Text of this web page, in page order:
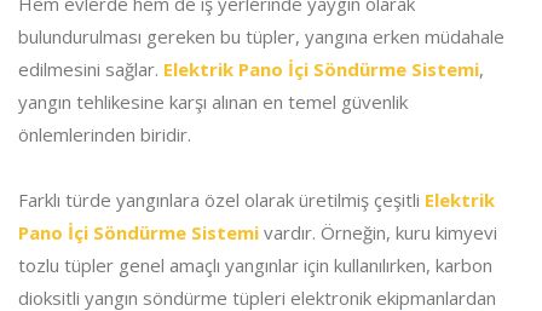
bulundurulması gereken bu tüpler, yangına erken müdahale
edilmesini sağlar. Elektrik Pano İçi Söndürme Sistemi,
yangın tehlikesine karşı alınan en temel güvenlik
önlemlerinden biridir.
Farklı türde yangınlara özel olarak üretilmiş çeşitli Elektrik
Pano İçi Söndürme Sistemi vardır. Örneğin, kuru kimyevi
tozlu tüpler genel amaçlı yangınlar için kullanılırken, karbon
dioksitli yangın söndürme tüpleri elektronik ekipmanlardan